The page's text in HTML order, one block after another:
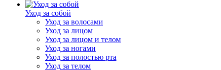
Уход за собой
Уход за волосами
Уход за лицом
Уход за лицом и телом
Уход за ногами
Уход за полостью рта
Уход за телом